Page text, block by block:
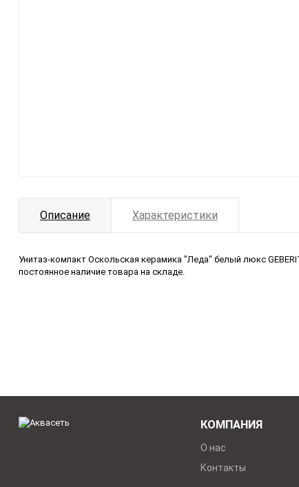
Описание Характеристики
Унитаз-компакт Оскольская керамика "Леда" белый люкс
постоянное наличие товара на складе.
КОМПАНИЯ
О нас
Контакты